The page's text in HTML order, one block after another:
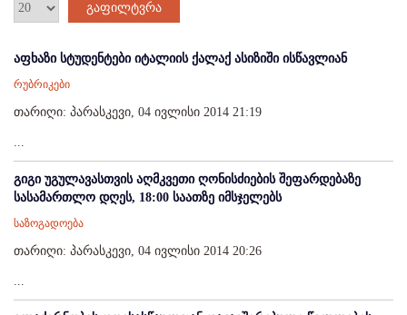
გაფილტვრა
აფხაზი სტუდენტები იტალიის ქალაქ ასიზიში ისწავლიან
რუბრიკები
თარიღი: პარასკევი, 04 ივლისი 2014 21:19
...
გიგი უგულავასთვის აღმკვეთი ღონისძიების შეფარდებაზე
სასამართლო დღეს, 18:00 საათზე იმსჯელებს
საზოგადოება
თარიღი: პარასკევი, 04 ივლისი 2014 20:26
...